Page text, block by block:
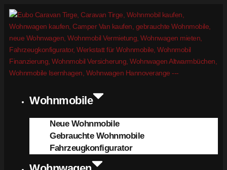
Wohnmobile
Neue Wohnmobile
Gebrauchte Wohnmobile
Fahrzeugkonfigurator